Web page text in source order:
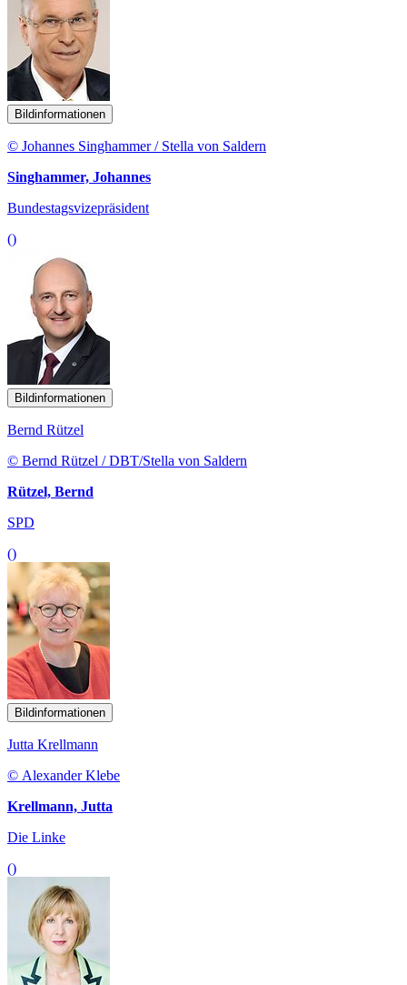
Bildinformationen
© Johannes Singhammer / Stella von Saldern
Singhammer, Johannes
Bundestagsvizepräsident
()
Bildinformationen
Bernd Rützel
© Bernd Rützel / DBT/Stella von Saldern
Rützel, Bernd
SPD
()
Bildinformationen
Jutta Krellmann
© Alexander Klebe
Krellmann, Jutta
Die Linke
()